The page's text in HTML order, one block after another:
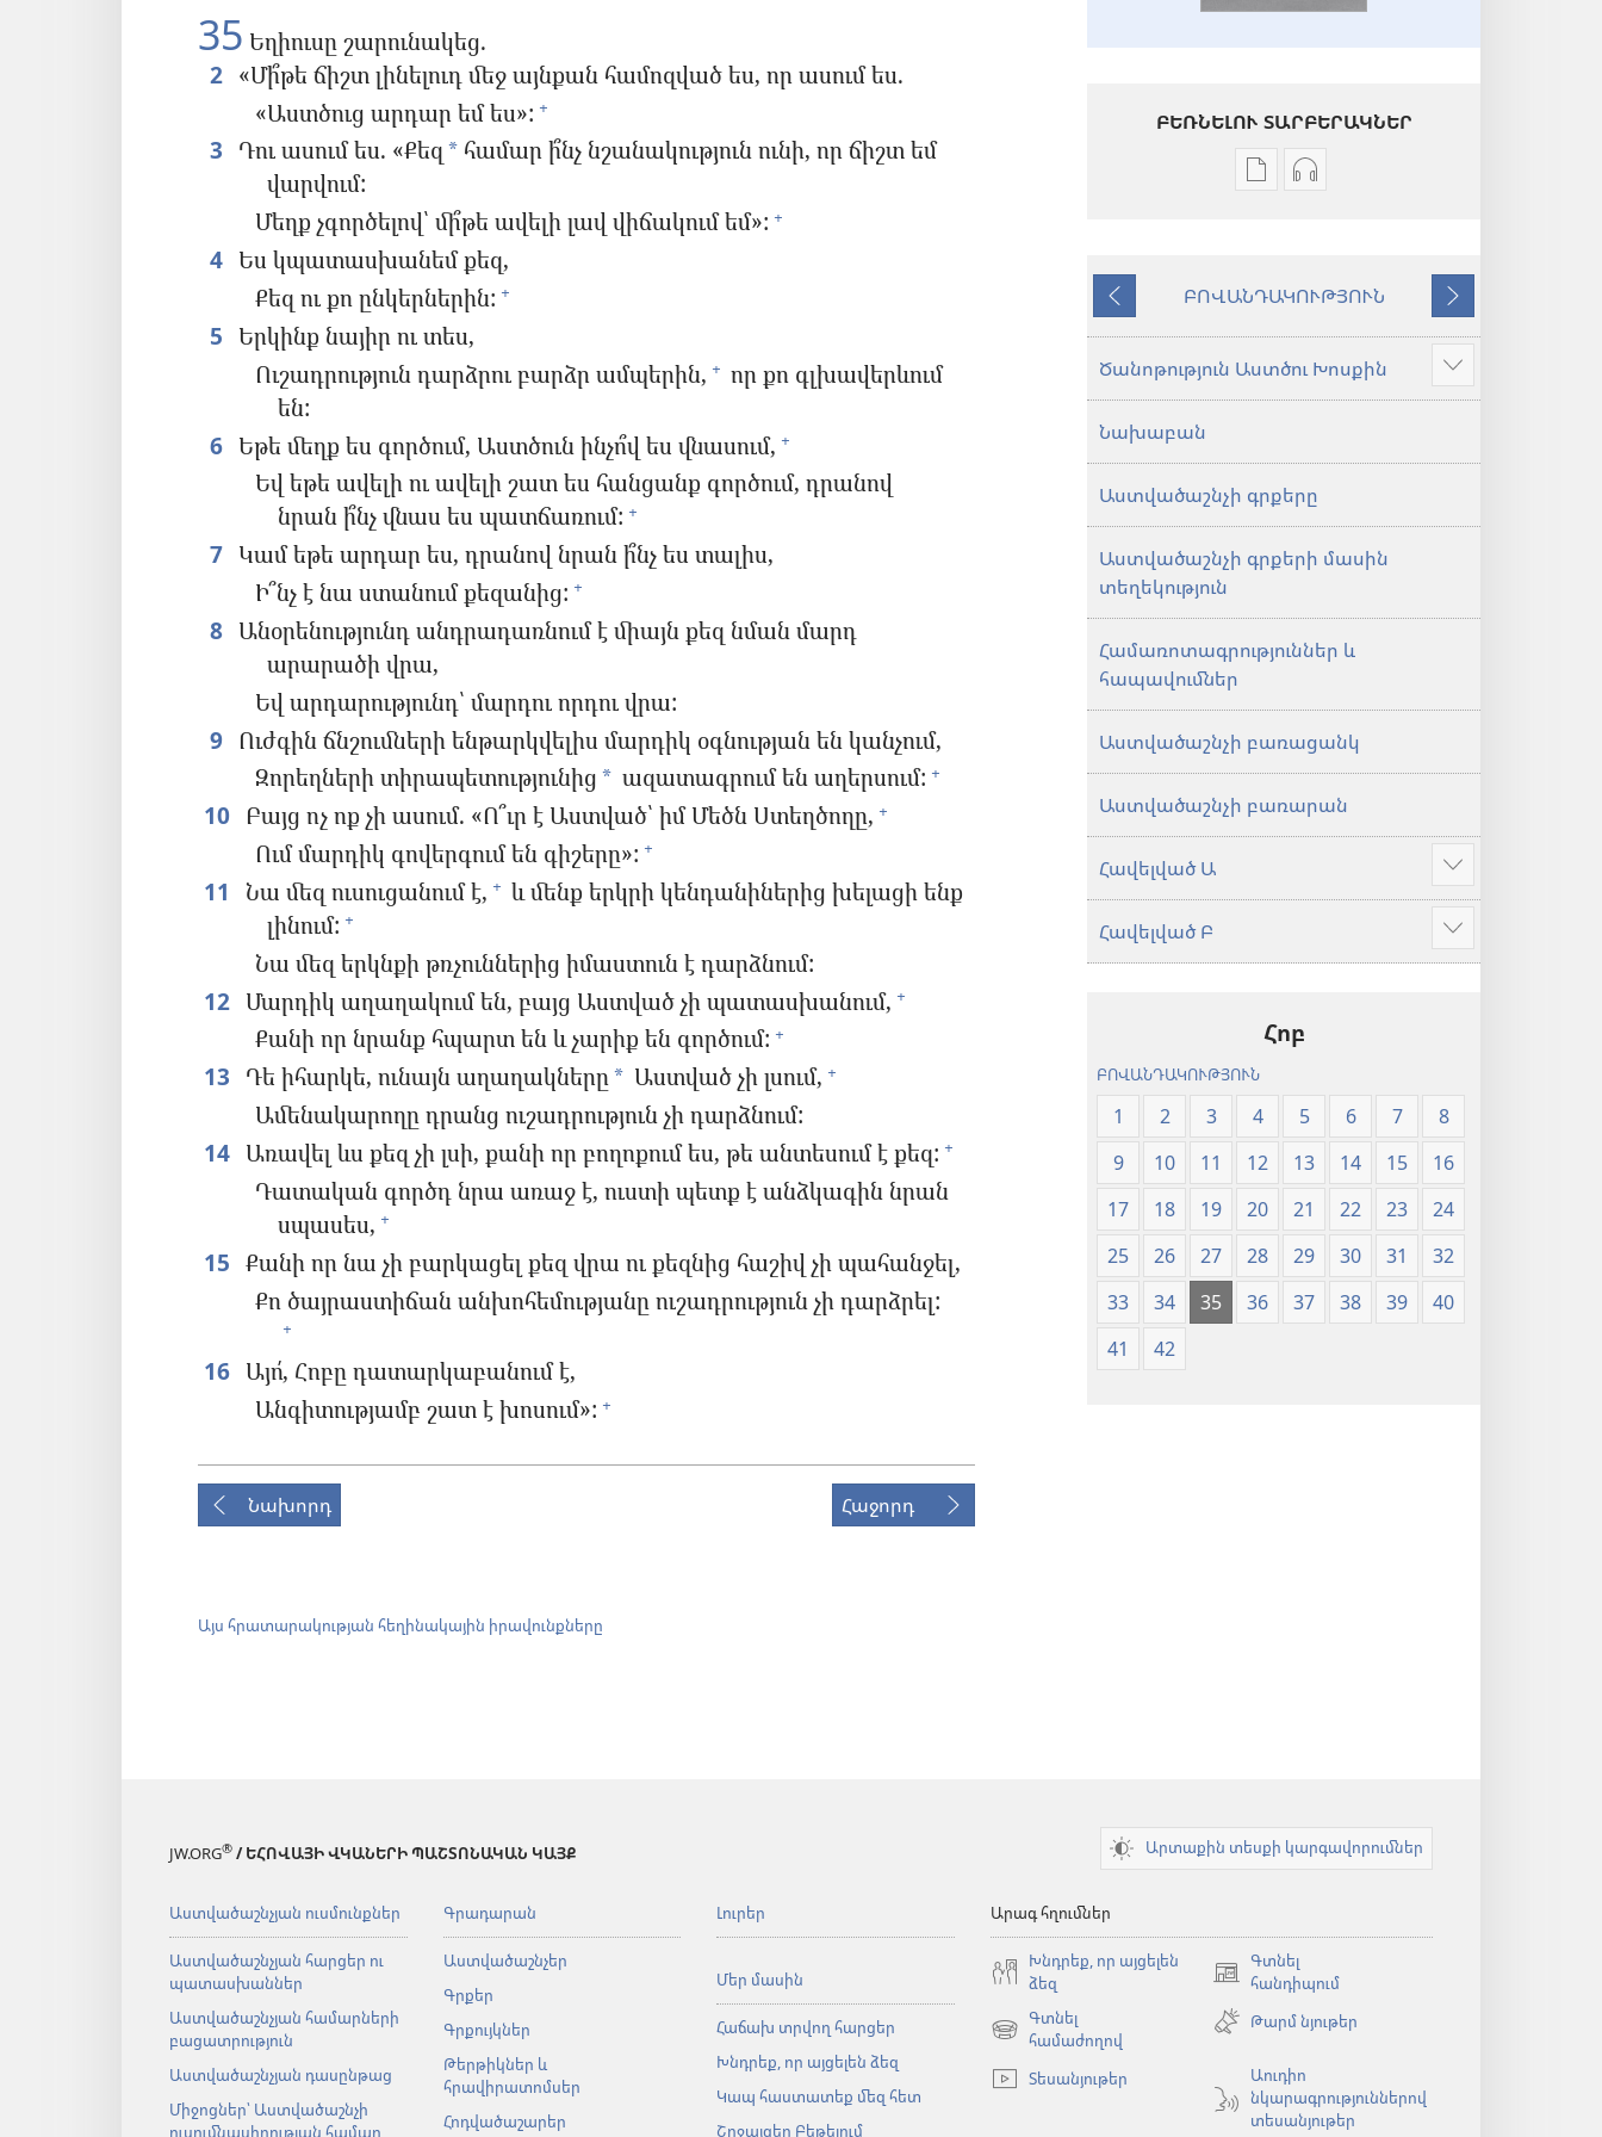
35 Եղիուսը շարունակեց.
2 «Մի՞թե ճիշտ լինելուդ մեջ այնքան համոզված ես, որ ասում ես.
«Աստծուց արդար եմ ես»: +
3 Դու ասում ես. «Քեզ *համար ի՞նչ նշանակություն ունի, որ ճիշտ եմ
վարվում:
Մեղք չգործելով՝ մի՞թե ավելի լավ վիճակում եմ»: +
4 Ես կպատասխանեմ քեզ,
Քեզ ու քո ընկերներին: +
5 Երկինք նայիր ու տես,
Ուշադրություն դարձրու բարձր ամպերին, + որ քո գլխավերևում
են:
6 Եթե մեղք ես գործում, Աստծուն ինչո՞վ ես վնասում, +
Եվ եթե ավելի ու ավելի շատ ես հանցանք գործում, դրանով
նրան ի՞նչ վնաս ես պատճառում: +
7 Կամ եթե արդար ես, դրանով նրան ի՞նչ ես տալիս,
Ի՞նչ է նա ստանում քեզանից: +
8 Անօրենությունդ անդրադառնում է միայն քեզ նման մարդ
արարածի վրա,
Եվ արդարությունդ՝ մարդու որդու վրա:
9 Ուժգին ճնշումների ենթարկվելիս մարդիկ օգնության են կանչում,
Զորեղների տիրապետությունից * ազատագրում են աղերսում: +
10 Բայց ոչ ոք չի ասում. «Ո՞ւր է Աստված՝ իմ Մեծն Ստեղծողը, +
Ում մարդիկ գովերգում են գիշերը»: +
11 Նա մեզ ուսուցանում է, + և մենք երկրի կենդանիներից խելացի ենք
լինում: +
Նա մեզ երկնքի թռչուններից իմաստուն է դարձնում:
12 Մարդիկ աղաղակում են, բայց Աստված չի պատասխանում, +
Քանի որ նրանք հպարտ են և չարիք են գործում: +
13 Դե իհարկե, ունայն աղաղակները* Աստված չի լսում, +
Ամենակարողը դրանց ուշադրություն չի դարձնում:
14 Առավել ևս քեզ չի լսի, քանի որ բողոքում ես, թե անտեսում է քեզ: +
Դատական գործդ նրա առաջ է, ուստի պետք է անձկագին նրան
սպասես, +
15 Քանի որ նա չի բարկացել քեզ վրա ու քեզնից հաշիվ չի պահանջել,
Քո ծայրաստիճան անխոհեմությանը ուշադրություն չի դարձրել:
+
16 Այո՛, Հոբը դատարկաբանում է,
Անգիտությամբ շատ է խոսում»: +
Նախորդ Հաջորդ
Այս հրատարակության հեղինակային իրավունքները
ԲԵՌՆԵԼՈՒ ՏԱՐԲԵՐԱԿՆԵՐ
Թվային
Աստվածաշունչ.
աշխարհ»
թարգմանություն
Աուդիոձայնագրությունները
Աստվածաշունչ.
«Նոր
թարգմանություն
(2024)
Նախորդ
ԲՈՎԱՆԴԱԿՈՒԹՅՈՒՆ
Հաջորդ
Ծանոթություն Աստծու Խոսքին
Ցույց
տալ
Նախաբան
Աստվածաշնչի գրքերը
Աստվածաշնչի գրքերի մասին
տեղեկություն
Համառոտագրություններ և
հապավումներ
Աստվածաշնչի բառացանկ
Աստվածաշնչի բառարան
Հավելված Ա
Ցույց
տալ
ավելին
Հավելված Բ
Ցույց
տալ
Հոբ
ԲՈՎԱՆԴԱԿՈՒԹՅՈՒՆ
1 2 3 4 5 6 7
8
9
10 11 12 13 14 15
16
17
18 19 20 21 22 23
24
25
26 27 28 29 30 31
32
33
34 35 36 37 38 39
40
41
42
JW.ORG® / ԵՀՈՎԱՅԻ ՎԿԱՆԵՐԻ ՊԱՇՏՈՆԱԿԱՆ ԿԱՅՔ Արտաքին տեսքի կարգավորումներ
Աստվածաշնչյան ուսմունքներ
Աստվածաշնչյան հարցեր ու
պատասխաններ
Աստվածաշնչյան համարների
բացատրություն
Աստվածաշնչյան դասընթաց
Միջոցներ՝ Աստվածաշնչի
ուսումնասիրության համար
Գրադարան
Աստվածաշնչեր
Գրքեր
Գրքույկներ
Թերթիկներ և
հրավիրատոմսեր
Հոդվածաշարեր
Լուրեր
Մեր մասին
Հաճախ տրվող հարցեր
Խնդրեք, որ այցելեն ձեզ
Կապ հաստատեք մեզ հետ
Շրջայցեր Բեթելում
Արագ հղումներ
Խնդրեք, որ այցելեն
ձեզ
Գտնել
հանդիպում
(բացվում
նոր
Գտնել
համաժողով
(բացվում
նոր
Թարմ նյութեր
Տեսանյութեր
Աուդիո
նկարագրություններով
տեսանյութեր